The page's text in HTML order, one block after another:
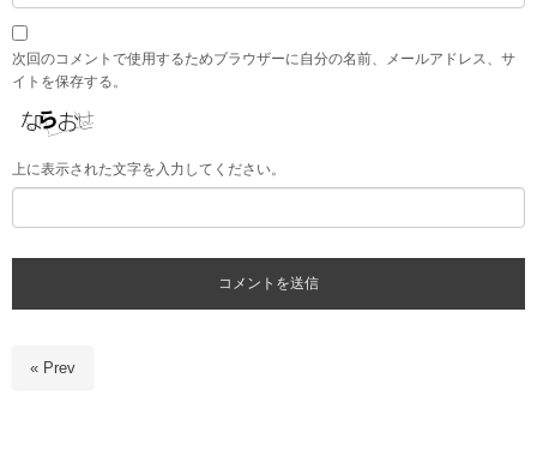
次回のコメントで使用するためブラウザーに自分の名前、メールアドレス、サ
イトを保存する。
上に表示された文字を入力してください。
« Prev